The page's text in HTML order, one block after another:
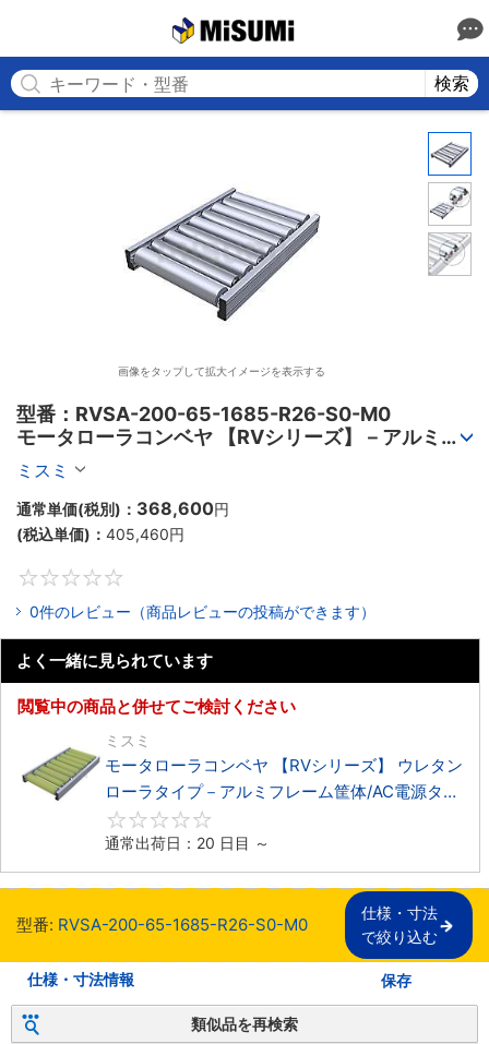
検索
画像をタップして拡大イメージを表示する
型番：RVSA-200-65-1685-R26-S0-M0
モータローラコンベヤ 【RVシリーズ】－アルミフ
レーム筐体/AC電源タイプ－
ミスミ
通常単価(税別)： 368,600円
(税込単価)： 405,460円
0件のレビュー（商品レビューの投稿ができます）
よく一緒に見られています
閲覧中の商品と併せてご検討ください
ミスミ
モータローラコンベヤ 【RVシリーズ】 ウレタン
ローラタイプ－アルミフレーム筐体/AC電源タイ
プ－
通常出荷日：20 日目 ～
型番: RVSA-200-65-1685-R26-S0-M0
仕様・寸法
で絞り込む
仕様・寸法情報 保存
類似品を再検索